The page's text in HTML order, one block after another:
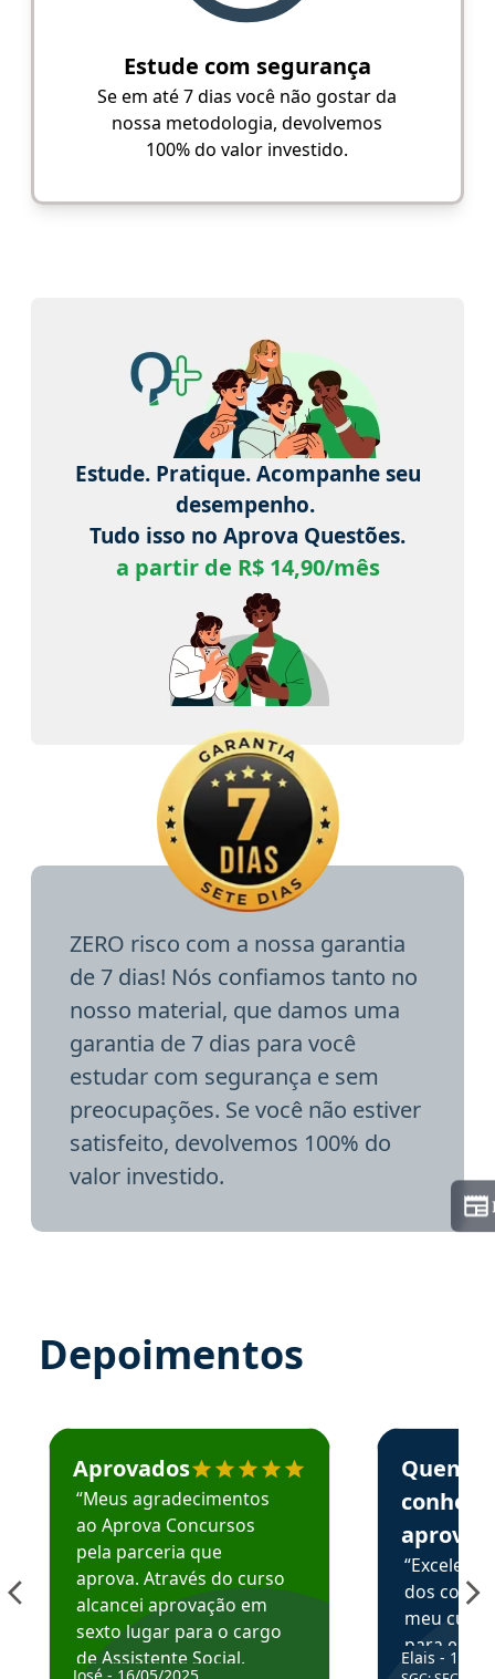
Estude com segurança
Se em até 7 dias você não gostar da
nossa metodologia, devolvemos
100% do valor investido.
Estude. Pratique. Acompanhe seu
desempenho.
Tudo isso no Aprova Questões.
a partir de R$ 14,90/mês
ZERO risco com a nossa garantia
de 7 dias! Nós confiamos tanto no
nosso material, que damos uma
garantia de 7 dias para você
estudar com segurança e sem
preocupações. Se você não estiver
satisfeito, devolvemos 100% do
valor investido.
Depoimentos
Estudante José recomenda o Aprova Concursos em
Aprovados
“Meus agradecimentos
ao Aprova Concursos
pela parceria que
aprova. Através do curso
alcancei aprovação em
sexto lugar para o cargo
de Assistente Social.
Estudante
Quem
aprova
dos
meu
para
colocar
Elais - 15/